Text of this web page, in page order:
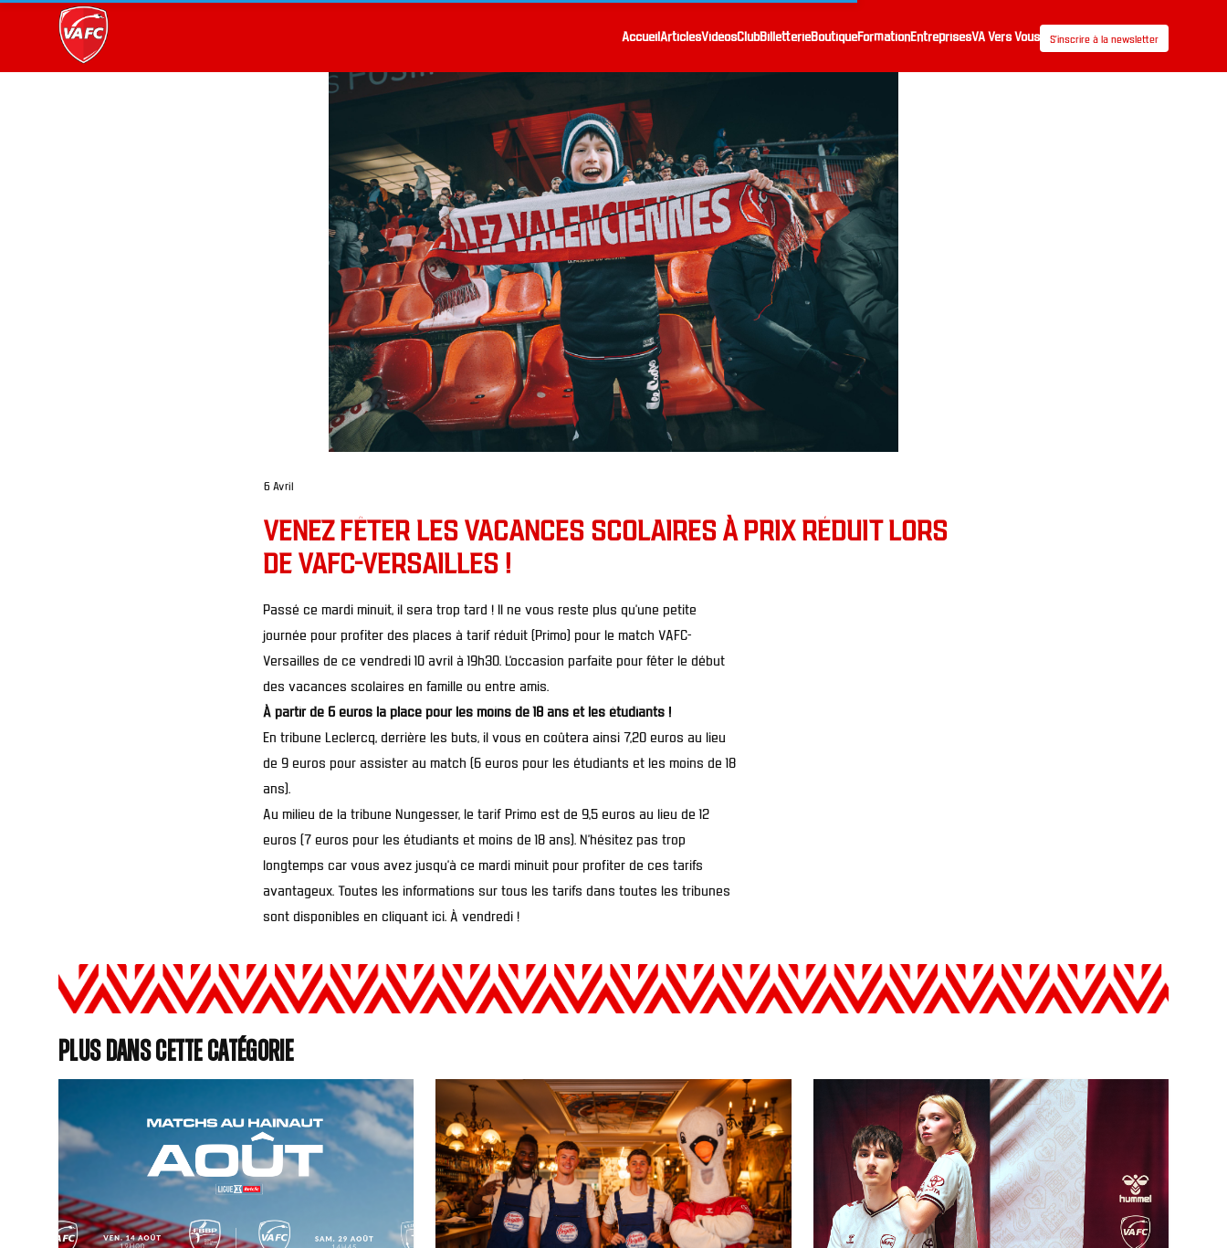
AccueilArticlesVidéosClubBilletterieBoutiqueFormationEntreprisesVA Vers Vous S’inscrire à la newsletter
6 Avril
VENEZ FÊTER LES VACANCES SCOLAIRES À PRIX RÉDUIT LORS
DE VAFC-VERSAILLES !
Passé ce mardi minuit, il sera trop tard ! Il ne vous reste plus qu’une petite
journée pour profiter des places à tarif réduit (Primo) pour le match VAFC-
Versailles de ce vendredi 10 avril à 19h30. L’occasion parfaite pour fêter le début
des vacances scolaires en famille ou entre amis.
À partir de 6 euros la place pour les moins de 18 ans et les étudiants !
En tribune Leclercq, derrière les buts, il vous en coûtera ainsi 7,20 euros au lieu
de 9 euros pour assister au match (6 euros pour les étudiants et les moins de 18
ans).
Au milieu de la tribune Nungesser, le tarif Primo est de 9,5 euros au lieu de 12
euros (7 euros pour les étudiants et moins de 18 ans). N’hésitez pas trop
longtemps car vous avez jusqu’à ce mardi minuit pour profiter de ces tarifs
avantageux. Toutes les informations sur tous les tarifs dans toutes les tribunes
sont disponibles en cliquant ici. À vendredi !
Plus dans cette catégorie